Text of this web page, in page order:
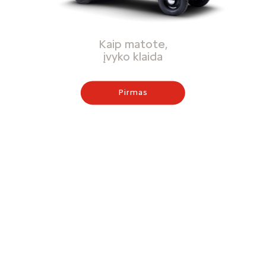
Kaip matote,
įvyko klaida
Pirmas